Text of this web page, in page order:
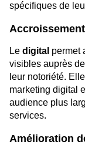
spécifiques de
Le digital permet
visibles auprès
leur notoriété.
marketing digital
audience plus
services.
Amélioration